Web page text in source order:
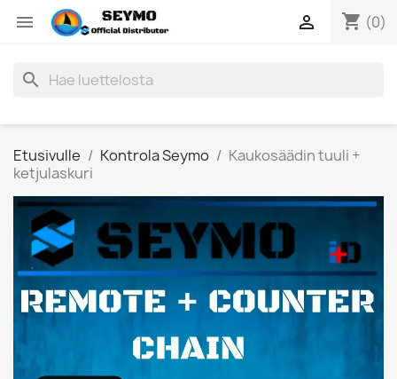
 shopping_cart (0)

search
Etusivulle Kontrola Seymo
Kaukosäädin tuuli +
ketjulaskuri